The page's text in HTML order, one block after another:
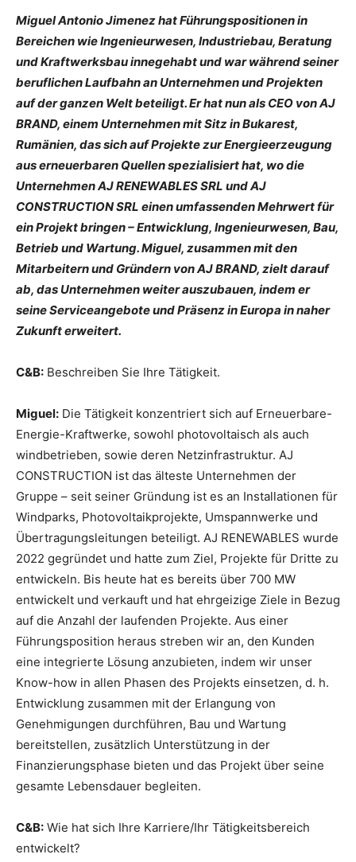
Miguel Antonio Jimenez hat Führungspositionen in
Bereichen wie Ingenieurwesen, Industriebau, Beratung
und Kraftwerksbau innegehabt und war während seiner
beruflichen Laufbahn an Unternehmen und Projekten
auf der ganzen Welt beteiligt. Er hat nun als CEO von AJ
BRAND, einem Unternehmen mit Sitz in Bukarest,
Rumänien, das sich auf Projekte zur Energieerzeugung
aus erneuerbaren Quellen spezialisiert hat, wo die
Unternehmen AJ RENEWABLES SRL und AJ
CONSTRUCTION SRL einen umfassenden Mehrwert für
ein Projekt bringen – Entwicklung, Ingenieurwesen, Bau,
Betrieb und Wartung. Miguel, zusammen mit den
Mitarbeitern und Gründern von AJ BRAND, zielt darauf
ab, das Unternehmen weiter auszubauen, indem er
seine Serviceangebote und Präsenz in Europa in naher
Zukunft erweitert.
C&B: Beschreiben Sie Ihre Tätigkeit.
Miguel: Die Tätigkeit konzentriert sich auf Erneuerbare-
Energie-Kraftwerke, sowohl photovoltaisch als auch
windbetrieben, sowie deren Netzinfrastruktur. AJ
CONSTRUCTION ist das älteste Unternehmen der
Gruppe – seit seiner Gründung ist es an Installationen für
Windparks, Photovoltaikprojekte, Umspannwerke und
Übertragungsleitungen beteiligt. AJ RENEWABLES wurde
2022 gegründet und hatte zum Ziel, Projekte für Dritte zu
entwickeln. Bis heute hat es bereits über 700 MW
entwickelt und verkauft und hat ehrgeizige Ziele in Bezug
auf die Anzahl der laufenden Projekte. Aus einer
Führungsposition heraus streben wir an, den Kunden
eine integrierte Lösung anzubieten, indem wir unser
Know-how in allen Phasen des Projekts einsetzen, d. h.
Entwicklung zusammen mit der Erlangung von
Genehmigungen durchführen, Bau und Wartung
bereitstellen, zusätzlich Unterstützung in der
Finanzierungsphase bieten und das Projekt über seine
gesamte Lebensdauer begleiten.
C&B: Wie hat sich Ihre Karriere/Ihr Tätigkeitsbereich
entwickelt?